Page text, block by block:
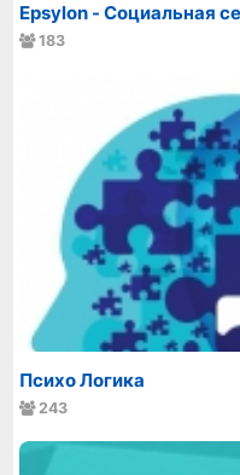
Epsylon - Социальная
183
Психо Логика
243